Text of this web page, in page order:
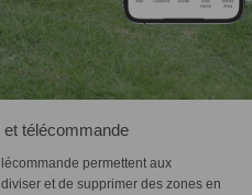
télécommande
permettent aux
et de supprimer des zones en